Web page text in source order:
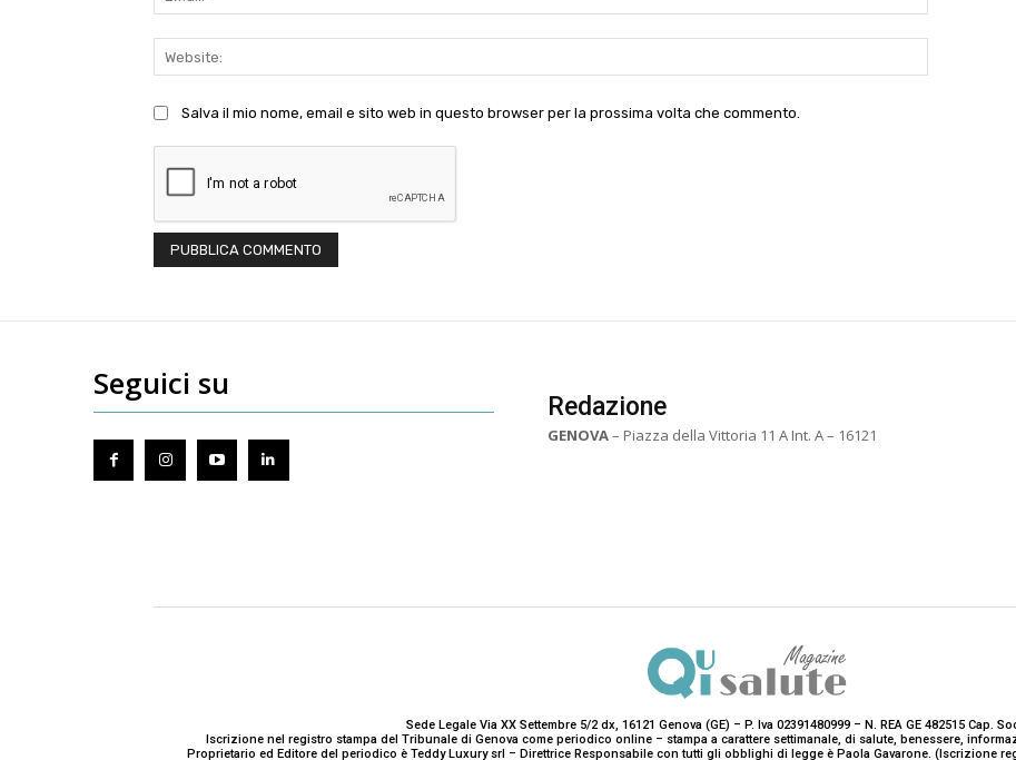
Salva il mio nome, email e sito web in questo browser per la prossima volta che commento.
Seguici su
Redazione
GENOVA– Piazza della Vittoria 11 A Int. A – 16121
Sede Legale Via XX Settembre 5/2 dx, 16121 Genova (GE) – P. Iva 02391480999 – N. REA GE 482515 Cap.
Iscrizione nel registro stampa del Tribunale di Genova come periodico online – stampa a carattere settimanale, di salute, benessere,
Proprietario ed Editore del periodico è Teddy Luxury srl – Direttrice Responsabile con tutti gli obblighi di legge è Paola Gavarone. (Iscrizione